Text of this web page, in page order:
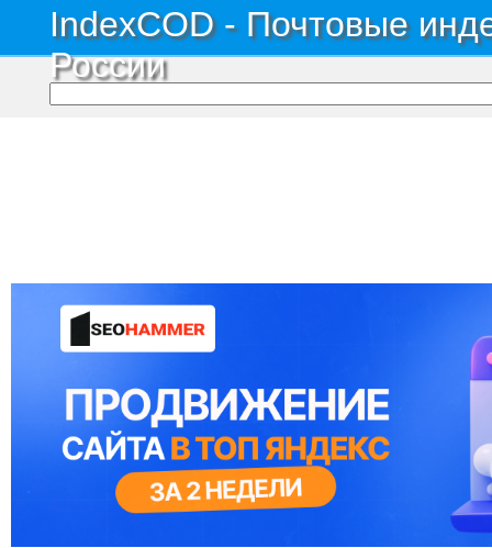
IndexCOD - Почтовые
России